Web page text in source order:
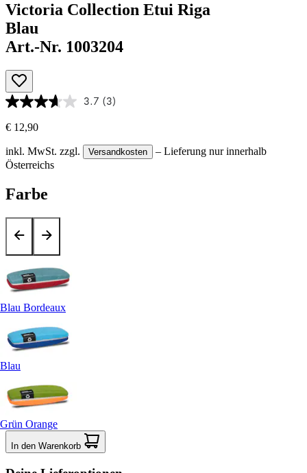
Victoria Collection Etui Riga
Blau
Art.-Nr. 1003204
3.7 (3)
€ 12,90
inkl. MwSt. zzgl. Versandkosten
– Lieferung nur innerhalb
Österreichs
Farbe
Blau Bordeaux
Blau
Grün Orange
In den Warenkorb